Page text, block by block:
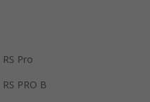
RS Pro
RS PRO B